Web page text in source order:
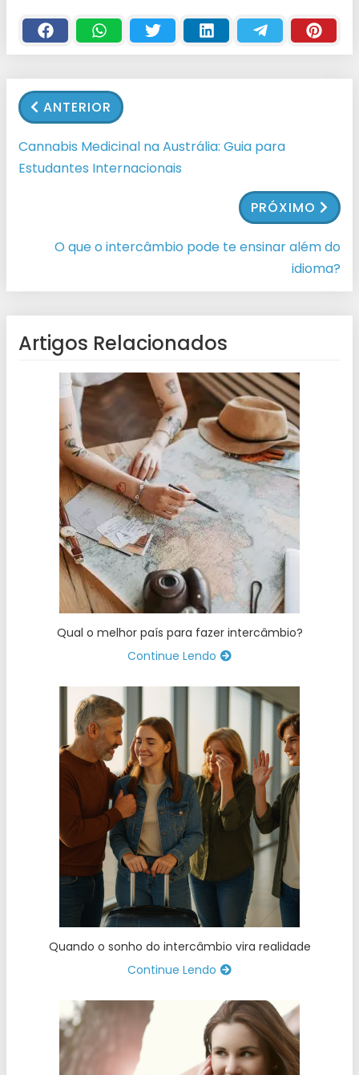
ANTERIOR
Cannabis Medicinal na Austrália: Guia para
Estudantes Internacionais
PRÓXIMO
O que o intercâmbio pode te ensinar além do
idioma?
Artigos Relacionados
Qual o melhor país para fazer intercâmbio?
Continue Lendo
Quando o sonho do intercâmbio vira realidade
Continue Lendo